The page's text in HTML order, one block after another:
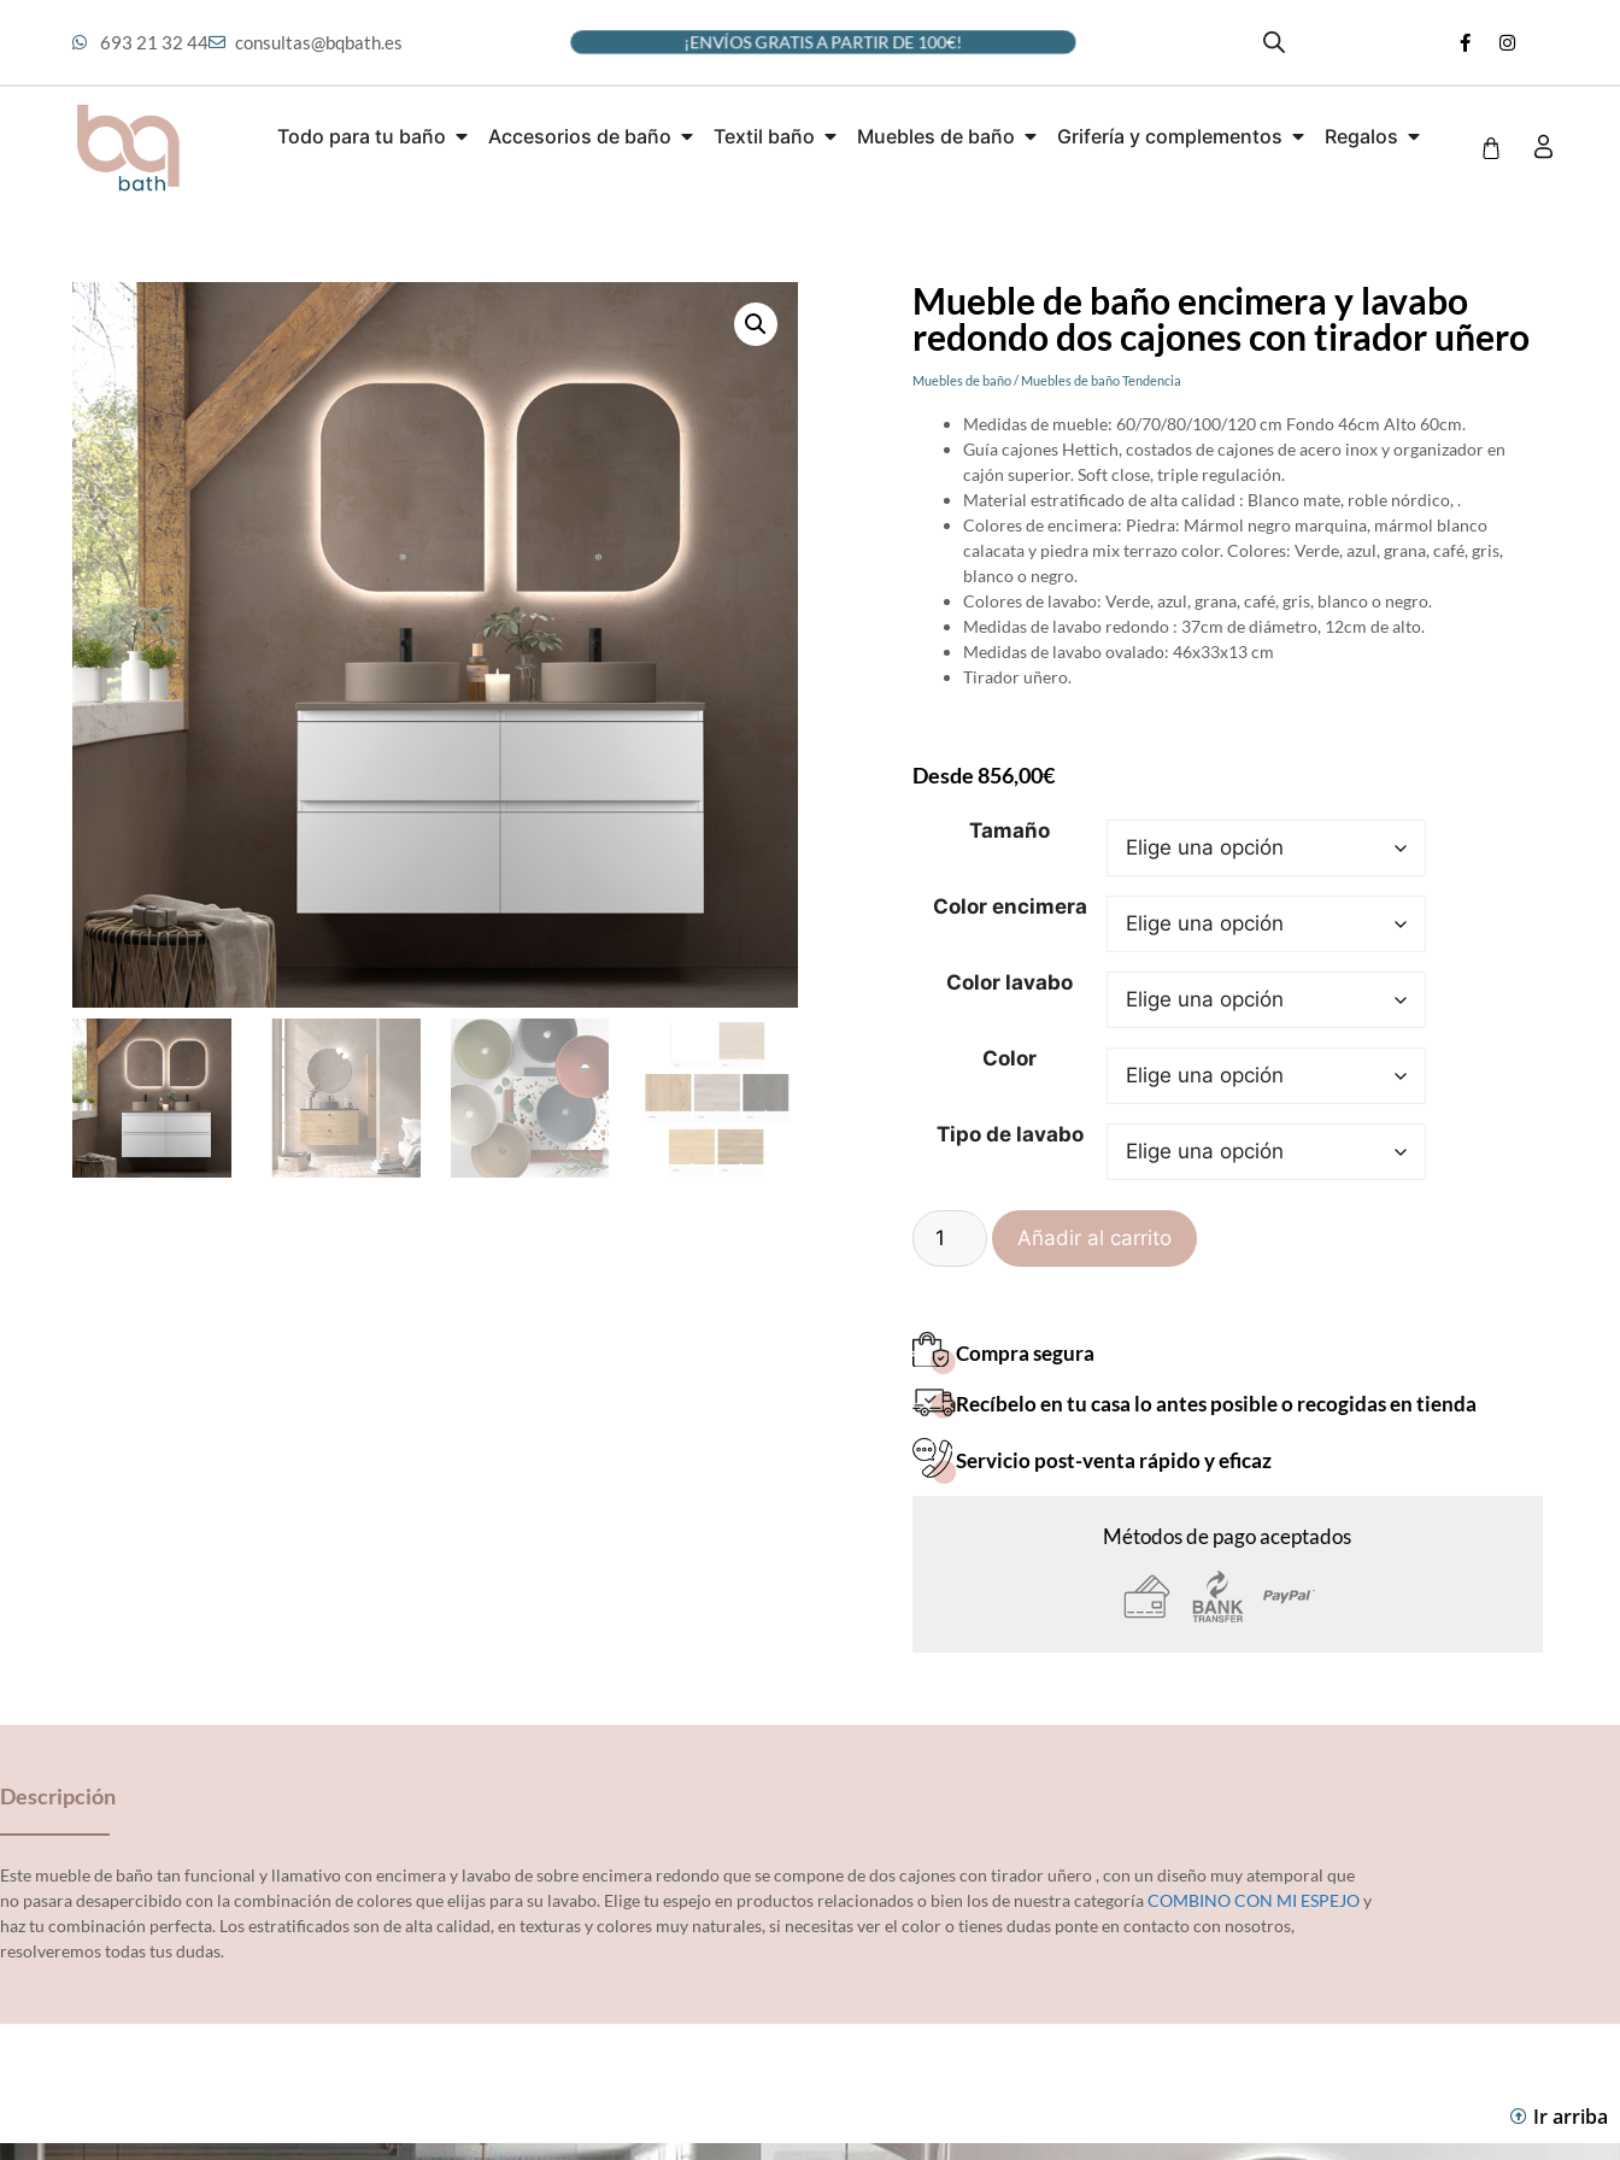
693 21 32 44 consultas@bqbath.es ¡ENVÍOS GRATIS A PARTIR DE 100€!
Todo para tu baño Accesorios de baño Textil baño Muebles de baño Grifería y complementos Regalos
Mueble de baño encimera y lavabo
redondo dos cajones con tirador uñero
Muebles de baño/ Muebles de baño Tendencia
Medidas de mueble: 60/70/80/100/120 cm Fondo 46cm Alto 60cm.
Guía cajones Hettich, costados de cajones de acero inox y organizador en
cajón superior. Soft close, triple regulación.
Material estratificado de alta calidad : Blanco mate, roble nórdico, .
Colores de encimera: Piedra: Mármol negro marquina, mármol blanco
calacata y piedra mix terrazo color. Colores: Verde, azul, grana, café, gris,
blanco o negro.
Colores de lavabo: Verde, azul, grana, café, gris, blanco o negro.
Medidas de lavabo redondo : 37cm de diámetro, 12cm de alto.
Medidas de lavabo ovalado: 46x33x13 cm
Tirador uñero.
Desde856,00€
Tamaño
Color encimera
Color lavabo
Color
Tipo de lavabo
Añadir al carrito
Compra segura
Recíbelo en tu casa lo antes posible o recogidas en tienda
Servicio post-venta rápido y eficaz
Métodos de pago aceptados
Descripción
Este mueble de baño tan funcional y llamativo con encimera y lavabo de sobre encimera redondo que se compone de dos cajones con tirador uñero , con un diseño muy atemporal que
no pasara desapercibido con la combinación de colores que elijas para su lavabo. Elige tu espejo en productos relacionados o bien los de nuestra categoríaCOMBINO CON MI ESPEJOy
haz tu combinación perfecta. Los estratificados son de alta calidad, en texturas y colores muy naturales, si necesitas ver el color o tienes dudas ponte en contacto con nosotros,
resolveremos todas tus dudas.
Ir arriba